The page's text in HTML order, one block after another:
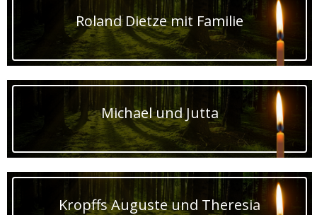
Roland Dietze mit Familie
Michael und Jutta
Kropffs Auguste und Theresia